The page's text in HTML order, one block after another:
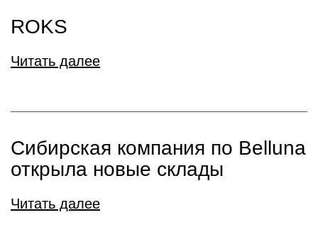
ROKS
Читать далее
Сибирская компания по Belluna
открыла новые склады
Читать далее